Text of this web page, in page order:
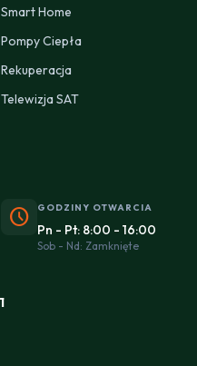
Smart Home
Pompy Ciepła
Rekuperacja
Telewizja SAT
schedule GODZINY OTWARCIA
Pn - Pt: 8:00 - 16:00
Sob - Nd: Zamknięte